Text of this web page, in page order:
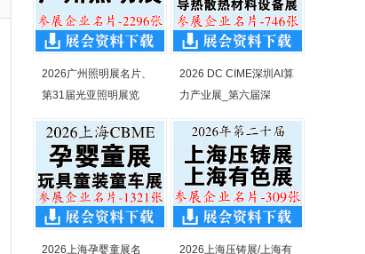
2026广州照明展名片、
第31届光亚照明展览
2026 DC CIME深圳AI算
力产业展_第六届深
2026上海孕婴童展名
2026上海压铸展/上海有